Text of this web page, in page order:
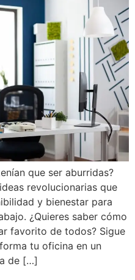
que ser aburridas?
revolucionarias que
y bienestar para
¿Quieres saber cómo
favorito de todos? Sigue
tu oficina en un
de […]